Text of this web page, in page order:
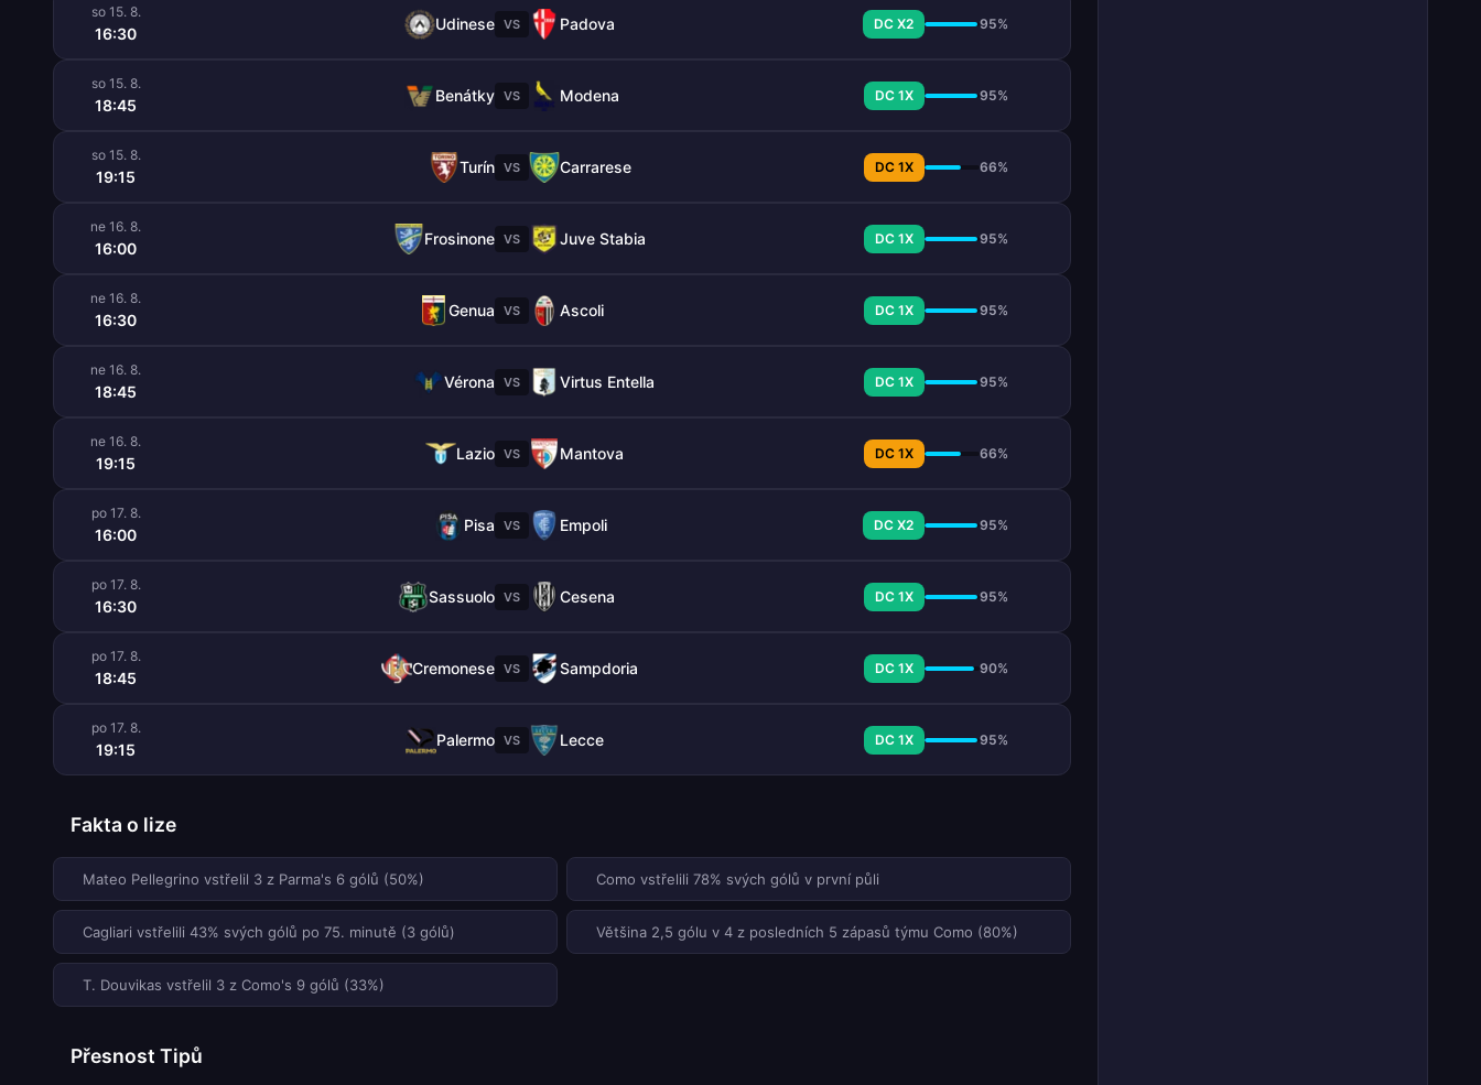
so 15. 8.
16:30
Udinese VS Padova DC X2 95%
so 15. 8.
18:45
Benátky VS Modena DC 1X 95%
so 15. 8.
19:15
Turín VS Carrarese DC 1X 66%
ne 16. 8.
16:00
Frosinone VS Juve Stabia DC 1X 95%
ne 16. 8.
16:30
Genua VS Ascoli DC 1X 95%
ne 16. 8.
18:45
Vérona VS Virtus Entella DC 1X 95%
ne 16. 8.
19:15
Lazio VS Mantova DC 1X 66%
po 17. 8.
16:00
Pisa VS Empoli DC X2 95%
po 17. 8.
16:30
Sassuolo VS Cesena DC 1X 95%
po 17. 8.
18:45
Cremonese VS Sampdoria DC 1X 90%
po 17. 8.
19:15
Palermo VS Lecce DC 1X 95%
Fakta o lize
Mateo Pellegrino vstřelil 3 z Parma's 6 gólů (50%) Como vstřelili 78% svých gólů v první půli
Cagliari vstřelili 43% svých gólů po 75. minutě (3 gólů) Většina 2,5 gólu v 4 z posledních 5 zápasů týmu Como (80%)
T. Douvikas vstřelil 3 z Como's 9 gólů (33%)
Přesnost Tipů